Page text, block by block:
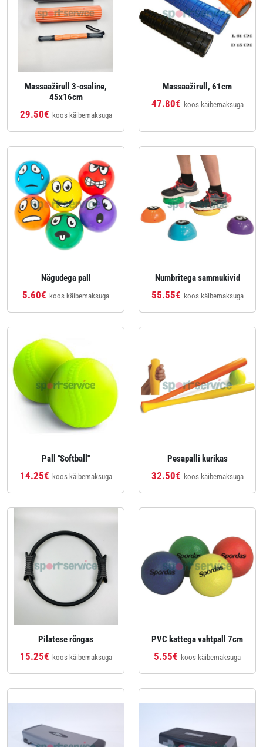
Massaažirull 3-osaline,
45x16cm
29.50€ koos käibemaksuga
Massaažirull, 61cm
47.80€ koos käibemaksuga
Nägudega pall
5.60€ koos käibemaksuga
Numbritega sammukivid
55.55€ koos käibemaksuga
Pall ''Softball''
14.25€ koos käibemaksuga
Pesapalli kurikas
32.50€ koos käibemaksuga
Pilatese rõngas
15.25€ koos käibemaksuga
PVC kattega vahtpall 7cm
5.55€ koos käibemaksuga